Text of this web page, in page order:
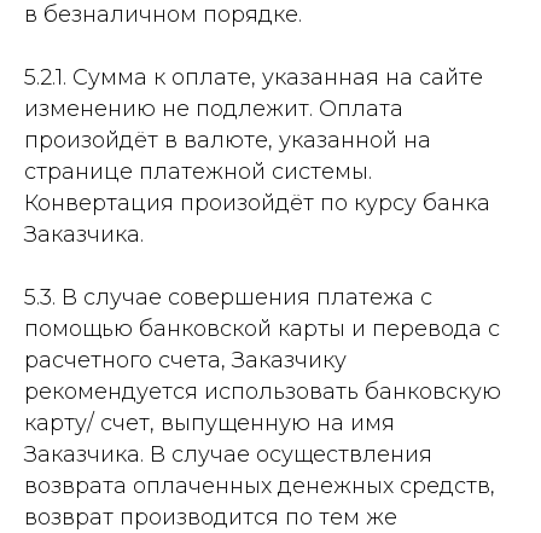
в безналичном порядке.
5.2.1. Сумма к оплате, указанная на сайте
изменению не подлежит. Оплата
произойдёт в валюте, указанной на
странице платежной системы.
Конвертация произойдёт по курсу банка
Заказчика.
5.3. В случае совершения платежа с
помощью банковской карты и перевода с
расчетного счета, Заказчику
рекомендуется использовать банковскую
карту/ счет, выпущенную на имя
Заказчика. В случае осуществления
возврата оплаченных денежных средств,
возврат производится по тем же